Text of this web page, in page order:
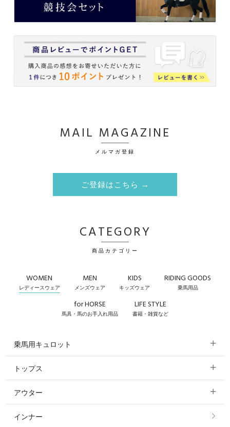
MAIL MAGAZINE
メルマガ登録
ご登録はこちら →
CATEGORY
商品カテゴリー
WOMEN
レディースウェア
MEN
メンズウェア
KIDS
キッズウェア
RIDING GOODS
乗馬用品
for HORSE
馬具・馬のお手入れ用品
LIFE STYLE
書籍・雑貨など
乗馬用キュロット
すべてのキュロット
フルグリップ・尻革 キュロット
ニーグリップ・膝革 キュロット
トップス
すべてのトップス
ポロシャツ
アウター
すべてのアウター
インナー